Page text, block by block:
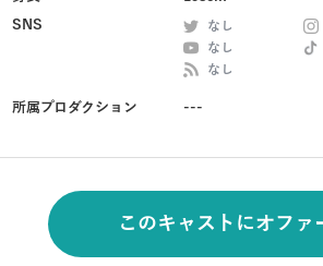
SNS
なし
なし
なし
所属プロダクション ---
このキャストにオファ